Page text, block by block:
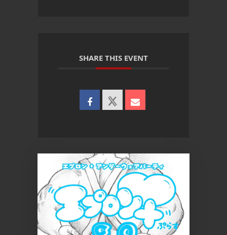
SHARE THIS EVENT